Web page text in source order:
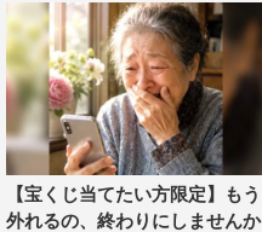
【宝くじ当てたい方限定】もう
外れるの、終わりにしませんか